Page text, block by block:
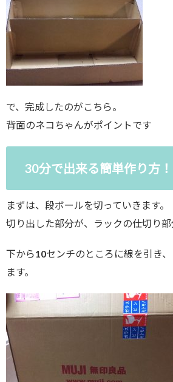
で、完成したのがこちら。
背面のネコちゃんがポイントです
30分で出来る簡単作り方！
まずは、段ボールを切っていきます。
切り出した部分が、ラックの仕切り部
下から10センチのところに線を引き
ます。